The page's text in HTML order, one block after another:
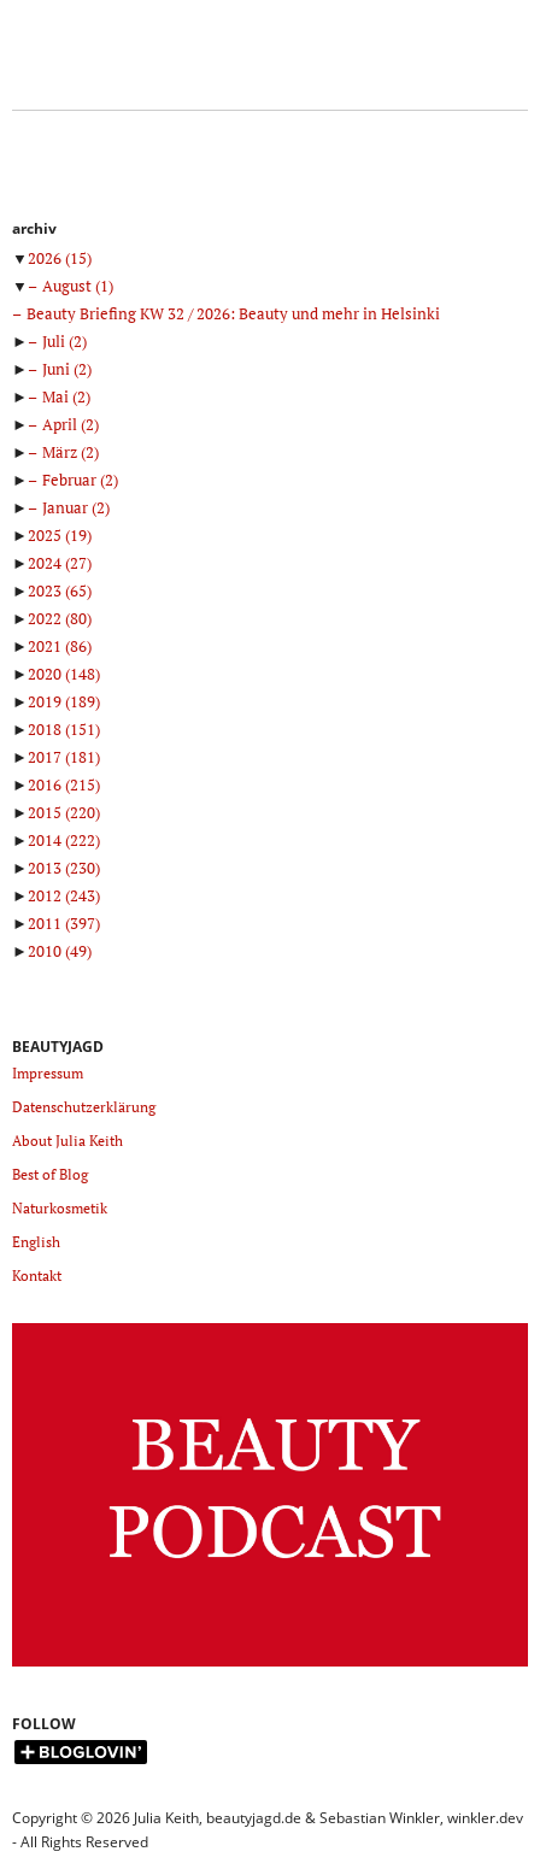
archiv
▼2026(15)
▼
August(1)
Beauty Briefing KW 32 / 2026: Beauty und mehr in Helsinki
►
Juli(2)
►
Juni(2)
►
Mai(2)
►
April(2)
►
März(2)
►
Februar(2)
►
Januar(2)
►2025 (19)
►2024(27)
►2023(65)
►2022 (80)
►2021 (86)
►2020(148)
►2019(189)
►2018(151)
►2017(181)
►2016(215)
►2015 (220)
►2014(222)
►2013(230)
►2012 (243)
►2011 (397)
►2010(49)
BEAUTYJAGD
Impressum
Datenschutzerklärung
About Julia Keith
Best of Blog
Naturkosmetik
English
Kontakt
FOLLOW
Copyright © 2026 Julia Keith, beautyjagd.de & Sebastian Winkler, winkler.dev
- All Rights Reserved